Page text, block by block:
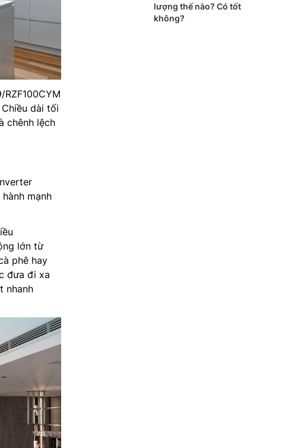
RZF100CYM
dài tối
chênh lệch
mạnh
lớn từ
phê hay
đưa đi xa
nhanh
lượng thế nào? Có tốt
không?